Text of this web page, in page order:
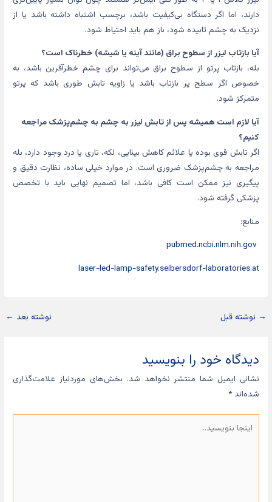
دارند، اما اگر دستگاه بی‌کیفیت باشد، برچسب اشتباه داشته باشد یا از
نزدیک به چشم تابیده شود، باز هم باید احتیاط شود.
آیا بازتاب لیزر از سطوح براق (مانند آینه یا شیشه) خطرناک است؟
بله، بازتاب پرتو از سطوح براق می‌تواند برای چشم خطرآفرین باشد، به
خصوص اگر سطح پر بازتاب باشد یا زاویه تابش طوری باشد که پرتو
متمرکز شود.
آیا لازم است همیشه پس از تابش لیزر به چشم به چشم‌پزشک مراجعه
کنیم؟
اگر تابش قوی بوده یا علائم کاهش بینایی، لکه، تاری یا درد وجود دارد، بله
مراجعه به چشم‌پزشک ضروری است. در موارد خیلی ساده، نظارت دقیق و
پیگیری نیز ممکن است کافی باشد، اما تصمیم نهایی باید با تخصص
پزشکی گرفته شود.
منابع:
pubmed.ncbi.nlm.nih.gov
laser-led-lamp-safety.seibersdorf-laboratories.at
→ نوشته قبل نوشته بعد ←
دیدگاه‌ خود را بنویسید
نشانی ایمیل شما منتشر نخواهد شد. بخش‌های موردنیاز علامت‌گذاری
شده‌اند*
بنویسید..